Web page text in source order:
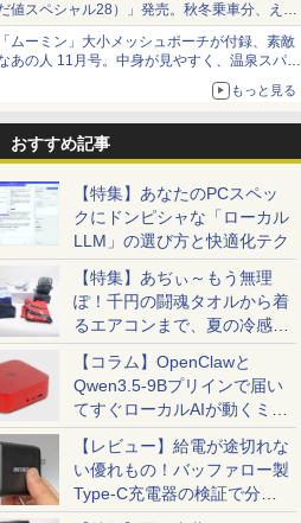
値スペシャル28）」発売。秋冬乗車分、えき
っと限定
ムーミン」大小メッシュポーチが付録、素敵
あの人 11月号。中身が見やすく、温泉スパに
もっと見る
おすすめ記事
【特集】あなたのPCスペッ
クにドンピシャな「ローカル
LLM」の選び方と快適化テク
【特集】あぢぃ～もう無理
ぽ！千円の闘魂タオルから着
るエアコンまで、夏の冷感グ
ッズ一挙紹介
【コラム】OpenClawと
Qwen3.5-9Bプリインで届い
てすぐローカルAIが動くミニ
PC「SER9 Pro」
【レビュー】給電が途切れな
い優れもの！バッファロー製
Type-C充電器の検証で分か
ったこと